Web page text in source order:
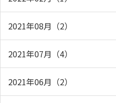
2021年08月（2）
2021年07月（4）
2021年06月（2）